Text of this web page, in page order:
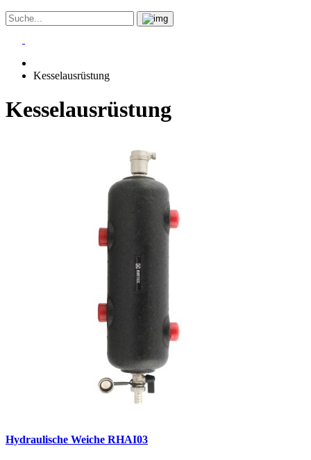
Kesselausrüstung
Kesselausrüstung
Hydraulische Weiche RHAI03